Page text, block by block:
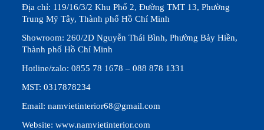
Địa chỉ: 119/16/3/2 Khu Phố 2, Đường TMT 13, Phường
Trung Mỹ Tây, Thành phố Hồ Chí Minh
Showroom: 260/2D Nguyễn Thái Bình, Phường Bảy Hiền,
Thành phố Hồ Chí Minh
Hotline/zalo: 0855 78 1678 – 088 878 1331
MST: 0317878234
Email: namvietinterior68@gmail.com
Website: www.namvietinterior.com